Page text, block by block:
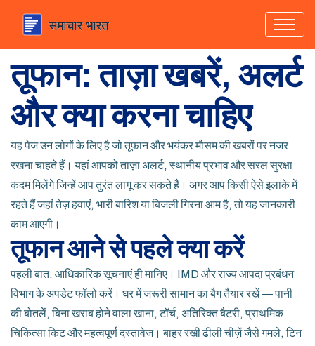
तूफान: ताज़ा खबरें, अलर्ट
और क्या करना चाहिए
यह पेज उन लोगों के लिए है जो तूफान और भयंकर मौसम की खबरों पर नजर
रखना चाहते हैं। यहां आपको ताज़ा अलर्ट, स्थानीय प्रभाव और सरल सुरक्षा
कदम मिलेंगे जिन्हें आप तुरंत लागू कर सकते हैं। अगर आप किसी ऐसे इलाके में
रहते हैं जहां तेज़ हवाएं, भारी बारिश या बिजली गिरना आम है, तो यह जानकारी
काम आएगी।
तूफान आने से पहले क्या करें
पहली बात: आधिकारिक सूचनाएं ही मानिए। IMD और राज्य आपदा प्रबंधन
विभाग के अपडेट फॉलो करें। घर में जरूरी सामान का बैग तैयार रखें — पानी
की बोतलें, बिना खराब होने वाला खाना, टॉर्च, अतिरिक्त बैटरी, प्राथमिक
चिकित्सा किट और महत्वपूर्ण दस्तावेज। बाहर रखी ढीली चीज़ें जैसे गमले, टिन